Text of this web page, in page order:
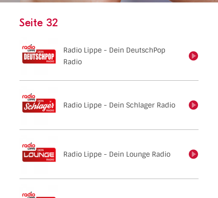
Seite 32
Radio Lippe - Dein DeutschPop
Radio
einschalten
Radio Lippe - Dein Schlager Radio
einschalten
Radio Lippe - Dein Lounge Radio
einschalten